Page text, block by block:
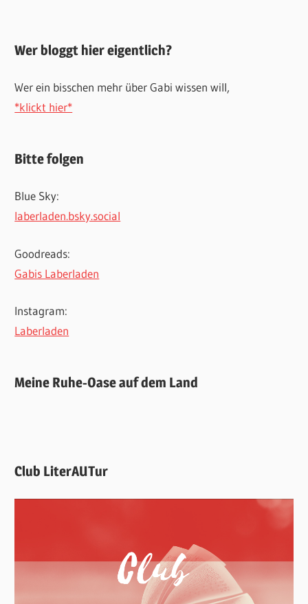
Wer bloggt hier eigentlich?
Wer ein bisschen mehr über Gabi wissen will,
*klickt hier*
Bitte folgen
Blue Sky:
laberladen.bsky.social
Goodreads:
Gabis Laberladen
Instagram:
Laberladen
Meine Ruhe-Oase auf dem Land
Club LiterAUTur